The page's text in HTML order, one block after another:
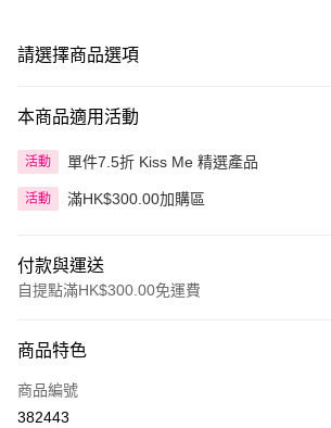
請選擇商品選項
本商品適用活動
活動 單件7.5折 Kiss Me 精選產品
活動 滿HK$300.00加購區
付款與運送
自提點滿HK$300.00免運費
信用卡
Apple Pay
商品特色
商品編號
382443